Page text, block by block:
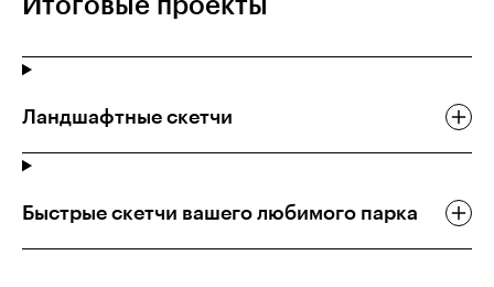
Итоговые проекты
Ландшафтные скетчи
Быстрые скетчи вашего любимого парка